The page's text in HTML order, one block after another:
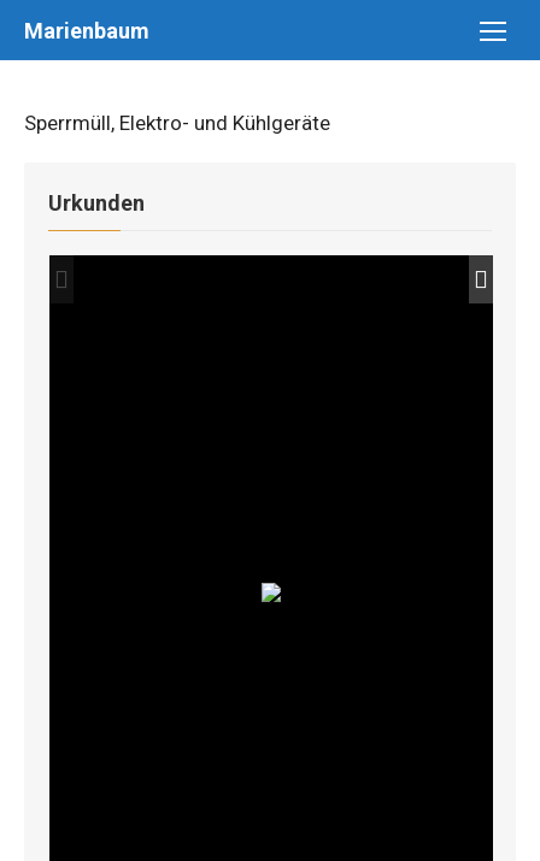
Marienbaum
Sperrmüll, Elektro- und Kühlgeräte
Urkunden